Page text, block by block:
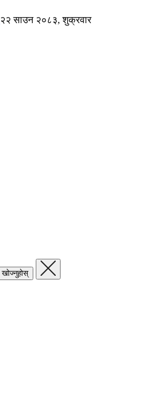
२२ साउन २०८३, शुक्रवार